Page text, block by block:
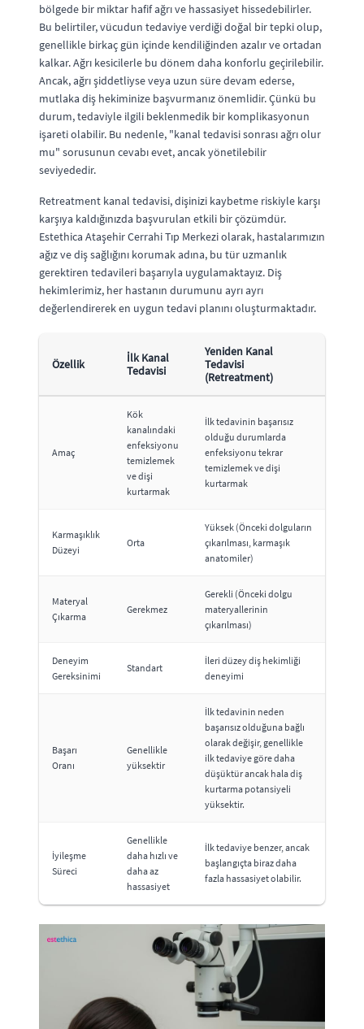
bölgede bir miktar hafif ağrı ve hassasiyet hissedebilirler.
Bu belirtiler, vücudun tedaviye verdiği doğal bir tepki olup,
genellikle birkaç gün içinde kendiliğinden azalır ve ortadan
kalkar. Ağrı kesicilerle bu dönem daha konforlu geçirilebilir.
Ancak, ağrı şiddetliyse veya uzun süre devam ederse,
mutlaka diş hekiminize başvurmanız önemlidir. Çünkü bu
durum, tedaviyle ilgili beklenmedik bir komplikasyonun
işareti olabilir. Bu nedenle, "kanal tedavisi sonrası ağrı olur
mu" sorusunun cevabı evet, ancak yönetilebilir
seviyededir.
Retreatment kanal tedavisi, dişinizi kaybetme riskiyle karşı
karşıya kaldığınızda başvurulan etkili bir çözümdür.
Estethica Ataşehir Cerrahi Tıp Merkezi olarak, hastalarımızın
ağız ve diş sağlığını korumak adına, bu tür uzmanlık
gerektiren tedavileri başarıyla uygulamaktayız. Diş
hekimlerimiz, her hastanın durumunu ayrı ayrı
değerlendirerek en uygun tedavi planını oluşturmaktadır.
Özellik
İlk Kanal
Tedavisi
Yeniden Kanal
Tedavisi
(Retreatment)
Amaç
Kök
kanalındaki
enfeksiyonu
temizlemek
ve dişi
kurtarmak
İlk tedavinin başarısız
olduğu durumlarda
enfeksiyonu tekrar
temizlemek ve dişi
kurtarmak
Karmaşıklık
Düzeyi
Orta
Yüksek (Önceki dolguların
çıkarılması, karmaşık
anatomiler)
Materyal
Çıkarma
Gerekmez
Gerekli (Önceki dolgu
materyallerinin
çıkarılması)
Deneyim
Gereksinimi
Standart
İleri düzey diş hekimliği
deneyimi
Başarı
Oranı
Genellikle
yüksektir
İlk tedavinin neden
başarısız olduğuna bağlı
olarak değişir, genellikle
ilk tedaviye göre daha
düşüktür ancak hala diş
kurtarma potansiyeli
yüksektir.
İyileşme
Süreci
Genellikle
daha hızlı ve
daha az
hassasiyet
İlk tedaviye benzer, ancak
başlangıçta biraz daha
fazla hassasiyet olabilir.